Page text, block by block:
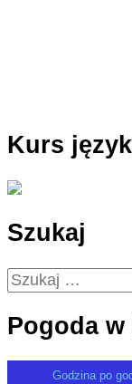
Kurs
Szukaj
Szukaj:
Pogoda w
Godzina po